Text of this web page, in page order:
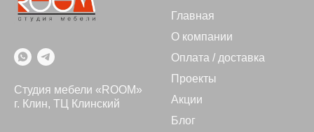
Студия мебели «ROOM»
г. Клин, ТЦ Клинский
Главная
О компании
Оплата / доставка
Проекты
Акции
Блог